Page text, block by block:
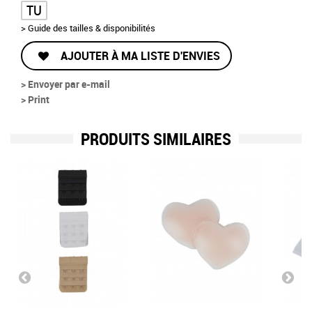
TU
> Guide des tailles & disponibilités
AJOUTER À MA LISTE D'ENVIES
> Envoyer par e-mail
> Print
PRODUITS SIMILAIRES